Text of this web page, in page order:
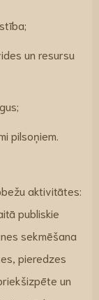
un resursu
pilsoņiem.
aktivitātes:
publiskie
sekmēšana
pieredzes
un